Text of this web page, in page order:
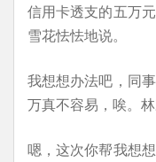
信用卡透支的五万
雪花怯怯地说。
我想想办法吧，同
万真不容易，唉。林
嗯，这次你帮我想